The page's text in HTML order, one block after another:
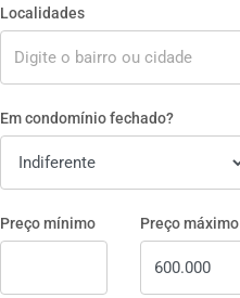
Localidades
Em condomínio fechado?
Preço mínimo Preço máximo